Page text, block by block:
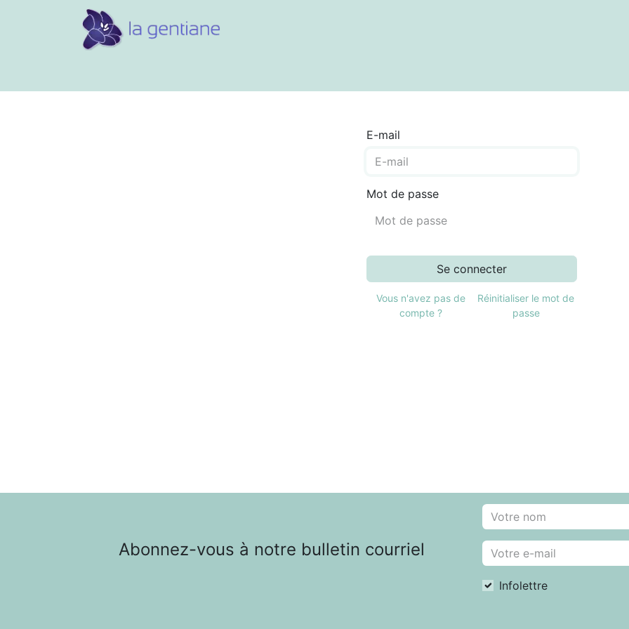
E-mail
Mot de passe
Se connecter
Vous n'avez pas de
compte ?
Réinitialiser le mot de
passe
Abonnez-vous à notre bulletin courriel
Infolettre